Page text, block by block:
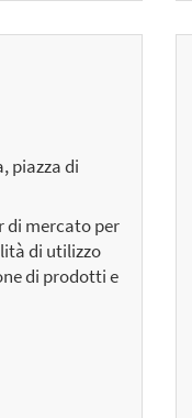
piazza di
di mercato per
di utilizzo
di prodotti e